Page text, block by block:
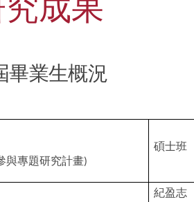
成果
畢業生概況
與專題研究計畫)
碩士班
紀盈志